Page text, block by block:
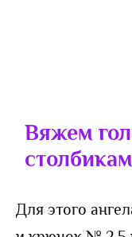
Вяжем
Для этого